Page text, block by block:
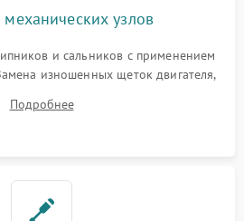
узлов
и сальников с применением
изношенных щеток двигателя,
резиновой манжеты.
Подробнее